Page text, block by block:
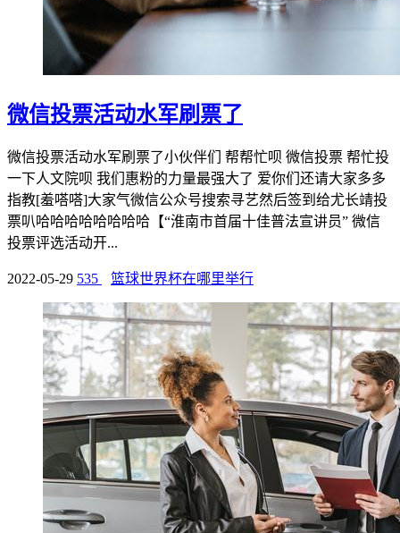
微信投票活动水军刷票了
微信投票活动水军刷票了小伙伴们 帮帮忙呗 微信投票 帮忙投
一下人文院呗 我们惠粉的力量最强大了 爱你们还请大家多多
指教[羞嗒嗒]大家气微信公众号搜索寻艺然后签到给尤长靖投
票叭哈哈哈哈哈哈哈哈【“淮南市首届十佳普法宣讲员” 微信
投票评选活动开...
2022-05-29 535 篮球世界杯在哪里举行